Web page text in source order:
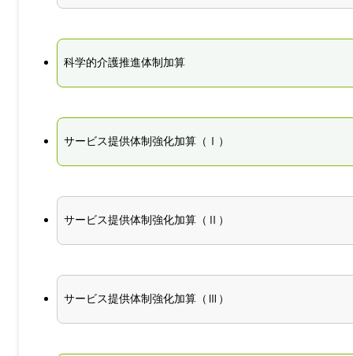
科学的介護推進体制加算
サービス提供体制強化加算（Ⅰ）
サービス提供体制強化加算（Ⅱ）
サービス提供体制強化加算（Ⅲ）